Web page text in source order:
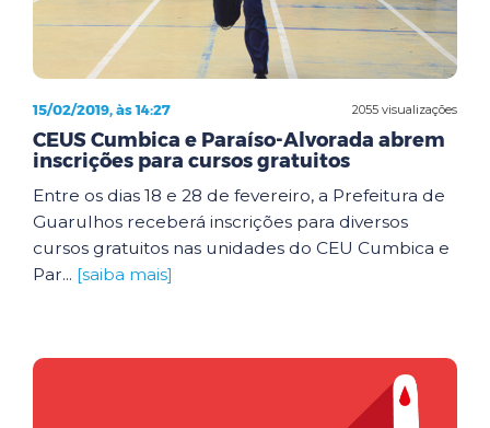
2055 visualizações
15/02/2019, às 14:27
CEUS Cumbica e Paraíso-Alvorada abrem
inscrições para cursos gratuitos
Entre os dias 18 e 28 de fevereiro, a Prefeitura de
Guarulhos receberá inscrições para diversos
cursos gratuitos nas unidades do CEU Cumbica e
Par... [saiba mais]